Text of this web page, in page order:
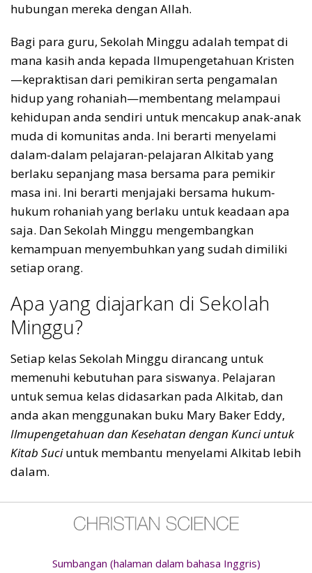
hubungan mereka dengan Allah.
Bagi para guru, Sekolah Minggu adalah tempat di
mana kasih anda kepada Ilmupengetahuan Kristen
—kepraktisan dari pemikiran serta pengamalan
hidup yang rohaniah—membentang melampaui
kehidupan anda sendiri untuk mencakup anak-anak
muda di komunitas anda. Ini berarti menyelami
dalam-dalam pelajaran-pelajaran Alkitab yang
berlaku sepanjang masa bersama para pemikir
masa ini. Ini berarti menjajaki bersama hukum-
hukum rohaniah yang berlaku untuk keadaan apa
saja. Dan Sekolah Minggu mengembangkan
kemampuan menyembuhkan yang sudah dimiliki
setiap orang.
Apa yang diajarkan di Sekolah
Minggu?
Setiap kelas Sekolah Minggu dirancang untuk
memenuhi kebutuhan para siswanya. Pelajaran
untuk semua kelas didasarkan pada Alkitab, dan
anda akan menggunakan buku Mary Baker Eddy,
Ilmupengetahuan dan Kesehatan dengan Kunci untuk
Kitab Suciuntuk membantu menyelami Alkitab lebih
dalam.
Sumbangan (halaman dalam bahasa Inggris)